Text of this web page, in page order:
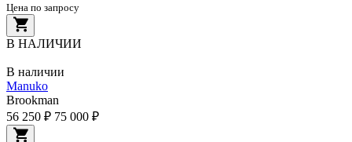
Цена по запросу
В НАЛИЧИИ
В наличии
Manuko
Brookman
56 250 ₽ 75 000 ₽